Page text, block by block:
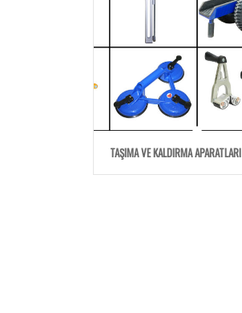
TAŞIMA VE KALDIRMA APARATLARI